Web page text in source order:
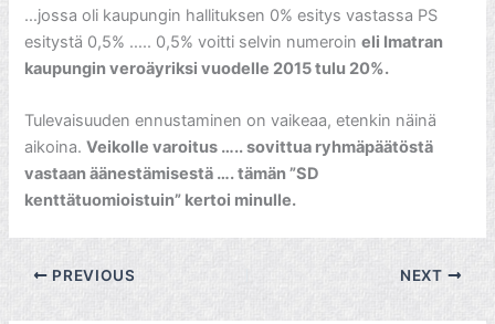
…jossa oli kaupungin hallituksen 0% esitys vastassa PS
esitystä 0,5% ….. 0,5% voitti selvin numeroineli Imatran
kaupungin veroäyriksi vuodelle 2015 tulu 20%.
Tulevaisuuden ennustaminen on vaikeaa, etenkin näinä
aikoina.Veikolle varoitus ….. sovittua ryhmäpäätöstä
vastaan äänestämisestä …. tämän ”SD
kenttätuomioistuin” kertoi minulle.
PREVIOUS NEXT